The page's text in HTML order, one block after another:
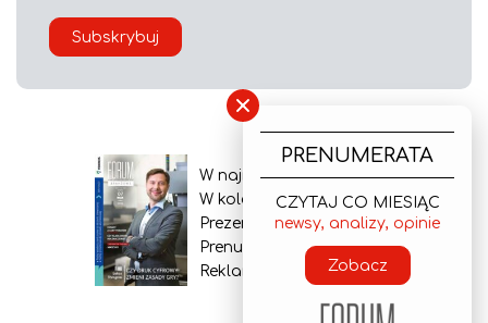
Subskrybuj
W najnowszym wydaniu
W kolejnym numerze
Prezentacja gazety
Prenumerata
Reklama
×
PRENUMERATA
CZYTAJ CO MIESIĄC
newsy, analizy, opinie
Zobacz